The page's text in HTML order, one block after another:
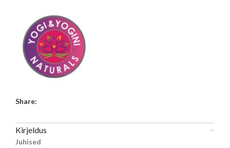
Share:
Kirjeldus
Juhised